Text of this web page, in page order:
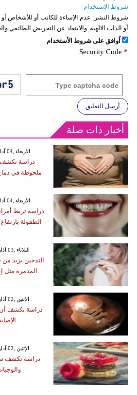
شروط الاستخدام
شروط النشر: عدم الإساءة للكاتب أو للأشخاص
أو الذات الالهية. والابتعاد عن التحريض الطائفي
اُوافق على شروط الأستخدام
Security Code *
أرسل التعليق
أخبار ذات صلة
GMT 11:32 2026 الأربعاء ,04 آذار/ مارس
دراسة تكشف
ملحوظة في دماغ
GMT 10:38 2026 الأربعاء ,04 آذار/ مارس
دراسة تربط
الطفولة
GMT 13:23 2026 الثلاثاء ,03 آذار/ مارس
التدخين يزيد من
المدمرة مثل
GMT 20:24 2026 الإثنين ,02 آذار/ مارس
دراسة تكشف
GMT 20:18 2026 الإثنين ,02 آذار/ مارس
دراسة تكشف